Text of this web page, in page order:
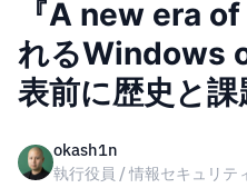
『A new era
れるWindows
表前に歴史と
okash1n
執行役員 / 情報セキュリテ